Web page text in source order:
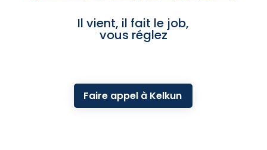
Il vient, il fait le job,
vous réglez
Faire appel à Kelkun